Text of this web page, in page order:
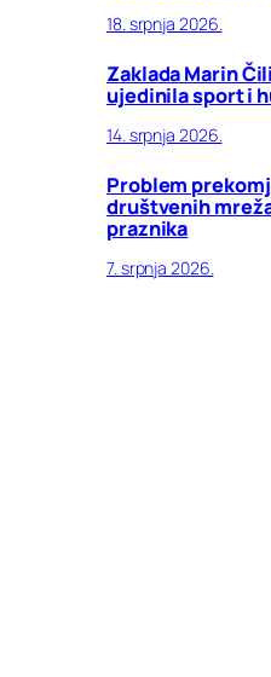
18. srpnja 2026.
Zaklada Marin
ujedinila sport i
14. srpnja 2026.
Problem
društvenih
praznika
7. srpnja 2026.